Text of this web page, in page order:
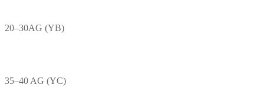
20–30AG (YB)
35–40 AG (YC)